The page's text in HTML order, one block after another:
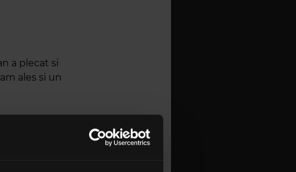
a plecat si
ales si un